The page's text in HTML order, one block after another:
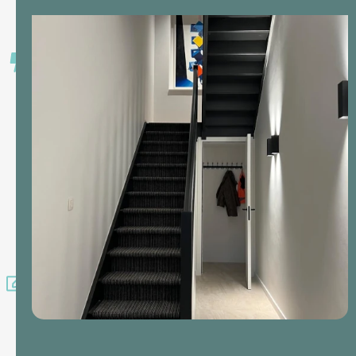
maar puur
vakmanschap
Persoonlijk
Advies:We
luisteren